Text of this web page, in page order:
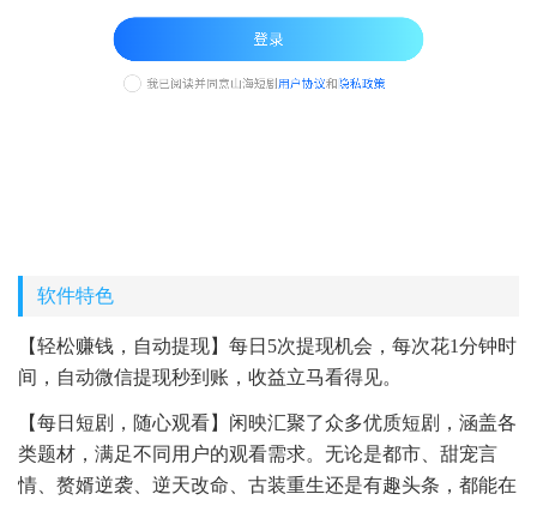
软件特色
【轻松赚钱，自动提现】每日5次提现机会，每次花1分钟时
间，自动微信提现秒到账，收益立马看得见。
【每日短剧，随心观看】闲映汇聚了众多优质短剧，涵盖各
类题材，满足不同用户的观看需求。无论是都市、甜宠言
情、赘婿逆袭、逆天改命、古装重生还是有趣头条，都能在